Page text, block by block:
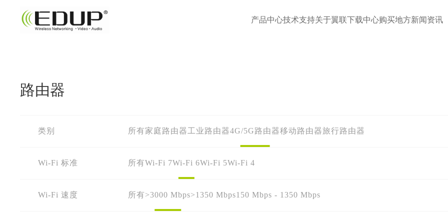
产品中心技术支持关于翼联下载中心购买地方新闻资讯
路由器
类别 所有家庭路由器工业路由器4G/5G路由器移动路由器旅行路由器
Wi-Fi 标准 所有Wi-Fi 7Wi-Fi 6Wi-Fi 5Wi-Fi 4
Wi-Fi 速度 所有>3000 Mbps>1350 Mbps150 Mbps - 1350 Mbps